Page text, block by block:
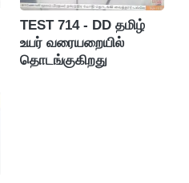
TEST 714 - DD தமிழ்
உயர் வரையறையில்
தொடங்குகிறது